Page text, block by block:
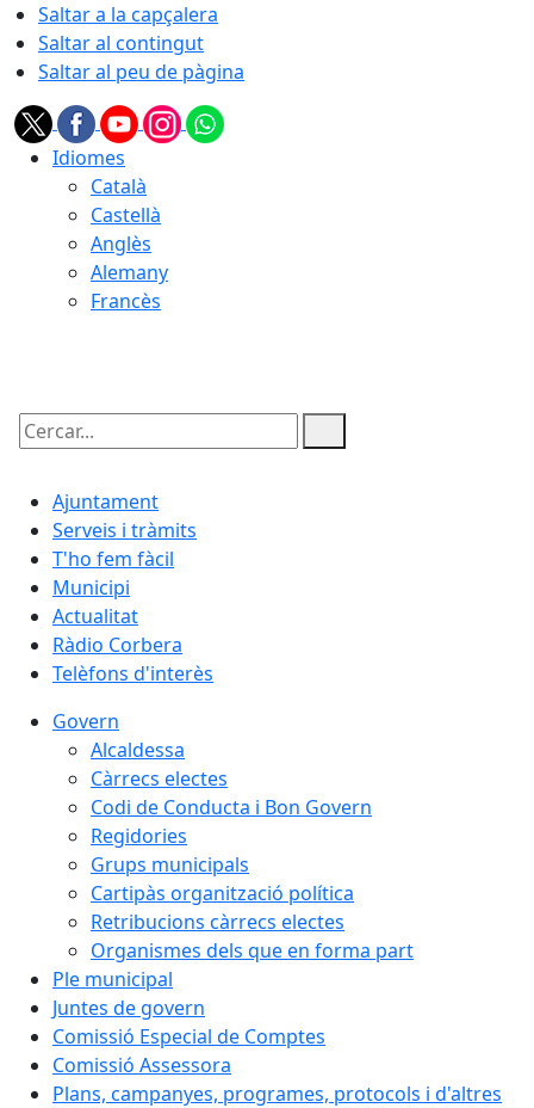
Saltar a la capçalera
Saltar al contingut
Saltar al peu de pàgina
Idiomes
Català
Castellà
Anglès
Alemany
Francès
Cercar:
Ajuntament
Serveis i tràmits
T'ho fem fàcil
Municipi
Actualitat
Ràdio Corbera
Telèfons d'interès
Govern
Alcaldessa
Càrrecs electes
Codi de Conducta i Bon Govern
Regidories
Grups municipals
Cartipàs organització política
Retribucions càrrecs electes
Organismes dels que en forma part
Ple municipal
Juntes de govern
Comissió Especial de Comptes
Comissió Assessora
Plans, campanyes, programes, protocols i d'altres